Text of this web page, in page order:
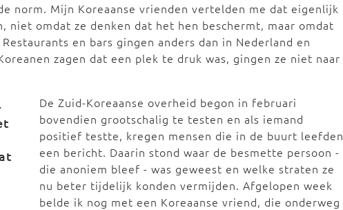
norm. Mijn Koreaanse vrienden vertelden me dat eigenlijk
niet omdat ze denken dat het hen beschermt, maar omdat
en bars gingen anders dan in Nederland en
zagen dat een plek te druk was, gingen ze niet naar
De Zuid-Koreaanse overheid begon in februari
bovendien grootschalig te testen en als iemand
positief testte, kregen mensen die in de buurt leefden
een bericht. Daarin stond waar de besmette persoon -
die anoniem bleef - was geweest en welke straten ze
nu beter tijdelijk konden vermijden. Afgelopen week
belde ik nog met een Koreaanse vriend, die onderweg